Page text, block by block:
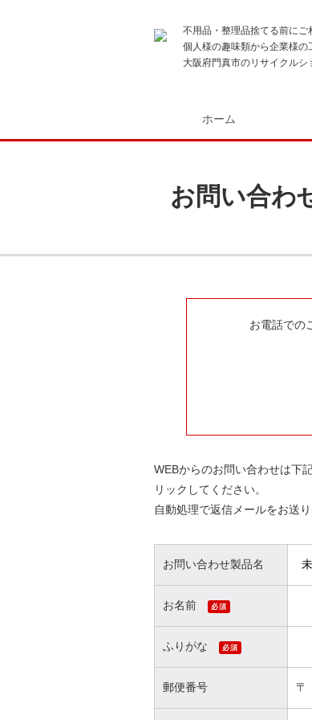
不用品・整理品捨てる前にご
個人様の趣味類から企業様の
大阪府門真市のリサイクル
ホーム
お問い合わ
お電話での
WEBからのお問い合わせは下
リックしてください。
自動処理で返信メールをお送
お問い合わせ製品名
お名前 必須
ふりがな 必須
郵便番号 〒